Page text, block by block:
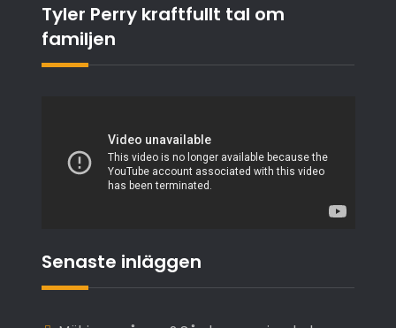
Tyler Perry kraftfullt tal om
familjen
Senaste inläggen